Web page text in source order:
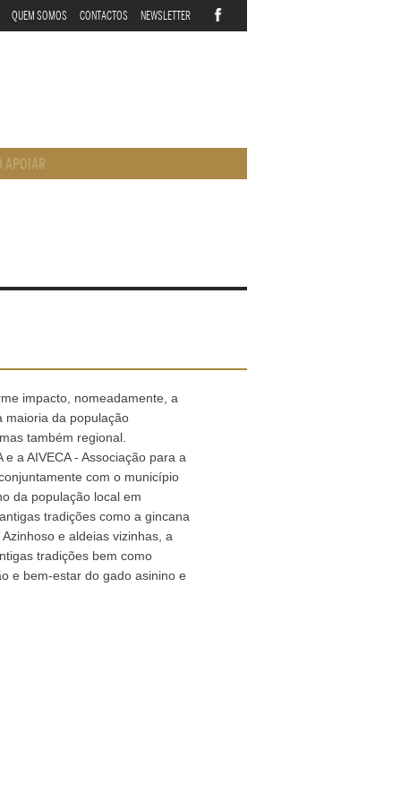
QUEM SOMOS CONTACTOS NEWSLETTER
APOIAR
impacto, nomeadamente, a
maioria da população
também regional.
a AIVECA - Associação para a
com o município
da população local em
tradições como a gincana
e aldeias vizinhas, a
tradições bem como
e bem-estar do gado asinino e